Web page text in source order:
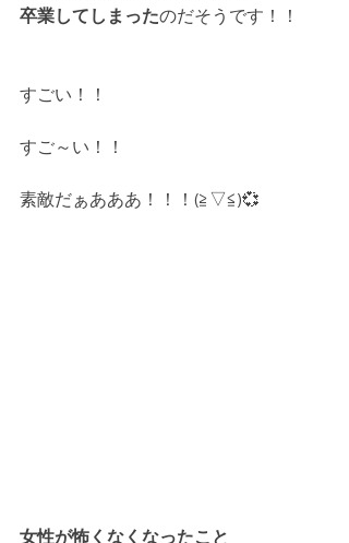
卒業してしまったのだそうです！！
すごい！！
すご～い！！
素敵だぁあああ！！！(≧▽≦)💞
女性が怖くなくなったこと